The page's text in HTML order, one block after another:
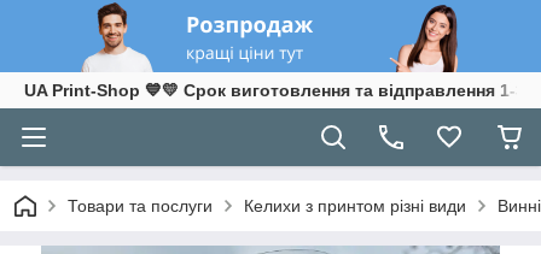
UA Print-Shop ​💙💛 Срок виготовлення та відправлення 1-3
Товари та послуги Келихи з принтом різні види